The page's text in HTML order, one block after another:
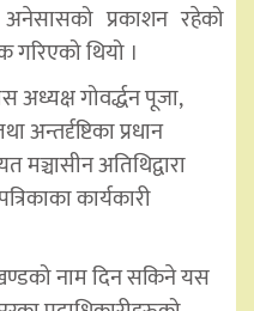
प्रकाशन रहेको
गरिएको थियो ।
अध्यक्ष गोवर्द्धन पूजा,
अन्तर्दृष्टिका प्रधान
अतिथिद्वारा
कार्यकारी
नाम दिन सकिने यस